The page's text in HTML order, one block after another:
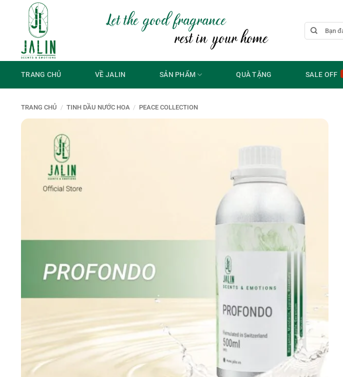
Let the good fragrance
rest in your home
Tìm
kiếm:
TRANG CHỦ VỀ JALIN SẢN PHẨM QUÀ TẶNG SALE OFF
TRANG CHỦ / TINH DẦU NƯỚC HOA / PEACE COLLECTION